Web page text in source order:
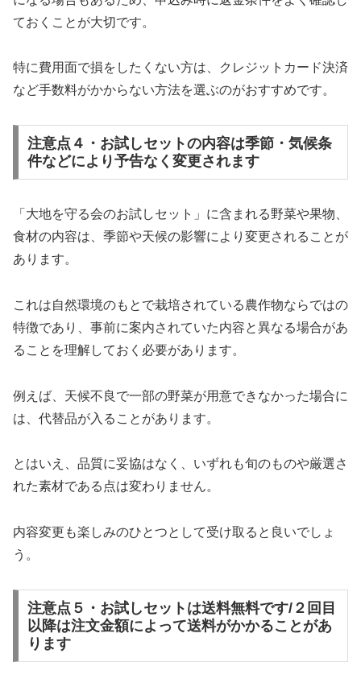
ておくことが大切です。
特に費用面で損をしたくない方は、クレジットカード決済
など手数料がかからない方法を選ぶのがおすすめです。
注意点４・お試しセットの内容は季節・気候条
件などにより予告なく変更されます
「大地を守る会のお試しセット」に含まれる野菜や果物、
食材の内容は、季節や天候の影響により変更されることが
あります。
これは自然環境のもとで栽培されている農作物ならではの
特徴であり、事前に案内されていた内容と異なる場合があ
ることを理解しておく必要があります。
例えば、天候不良で一部の野菜が用意できなかった場合に
は、代替品が入ることがあります。
とはいえ、品質に妥協はなく、いずれも旬のものや厳選さ
れた素材である点は変わりません。
内容変更も楽しみのひとつとして受け取ると良いでしょ
う。
注意点５・お試しセットは送料無料です/２回目
以降は注文金額によって送料がかかることがあ
ります